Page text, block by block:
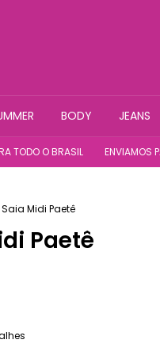
BODY JEANS
O BRASIL ENVIAMOS PARA
Saia Midi Paetê
Paetê